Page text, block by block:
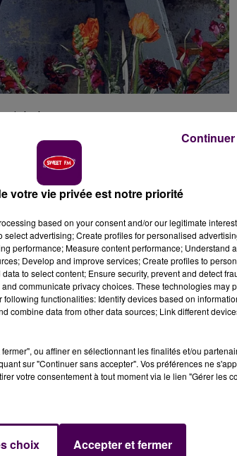
Michelet
de contenu et comédienne
même subi en milieu scolaire
votre vie privée est notre priorité
based on your consent and/or our legitimate
advertising; Create profiles for personalised
performance; Measure content performance; Understand
Develop and improve services; Create profiles to
to select content; Ensure security, prevent and detect
communicate privacy choices. These technologies may
functionalities: Identify devices based on
combine data from other data sources; Link different
ou affiner en sélectionnant les finalités et/ou
sur "Continuer sans accepter". Vos préférences ne
votre consentement à tout moment via le lien "Gérer les
choix Accepter et fermer